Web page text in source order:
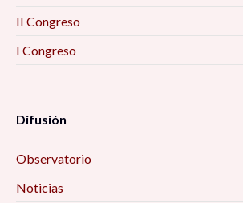
II Congreso
I Congreso
Difusión
Observatorio
Noticias